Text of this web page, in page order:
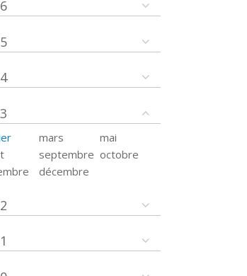
mars
mai
septembre octobre
décembre